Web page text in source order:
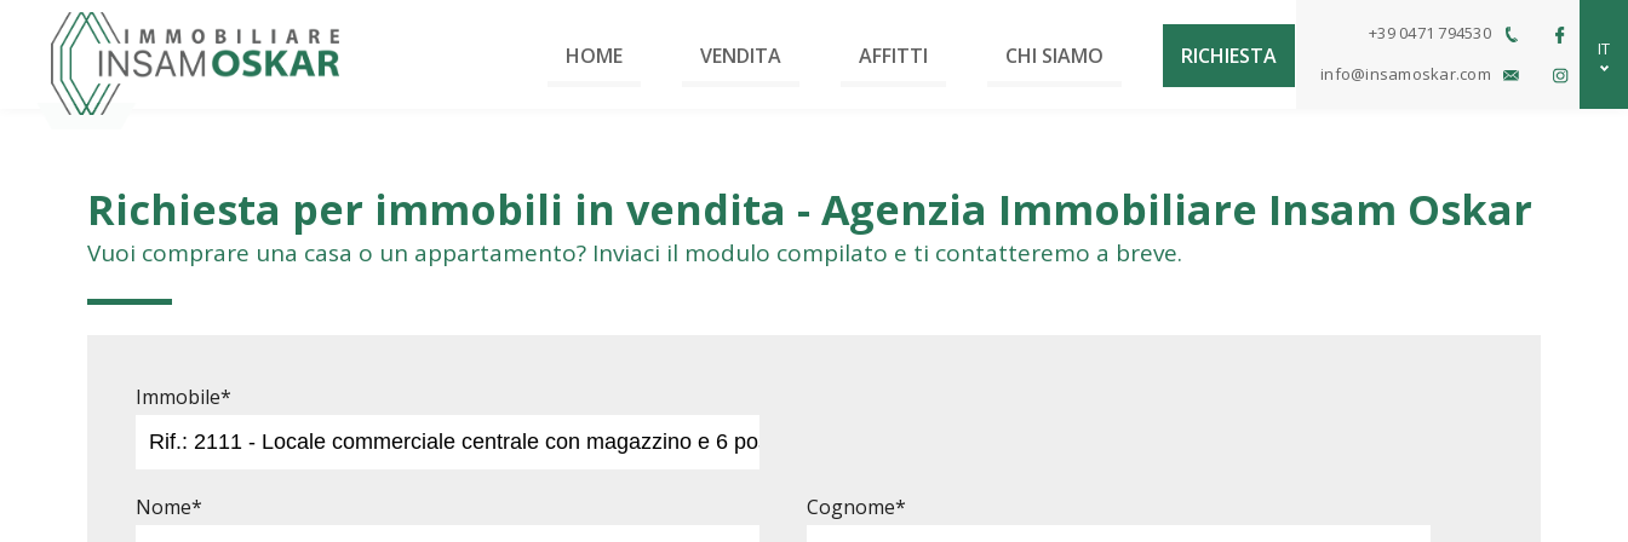
HOME VENDITA AFFITTI CHI SIAMO RICHIESTA
+39 0471 794530
info@insamoskar.com
IT
Richiesta per immobili in vendita - Agenzia Immobiliare Insam Oskar
Vuoi comprare una casa o un appartamento? Inviaci il modulo compilato e ti contatteremo a breve.
Immobile*
Nome* Cognome*